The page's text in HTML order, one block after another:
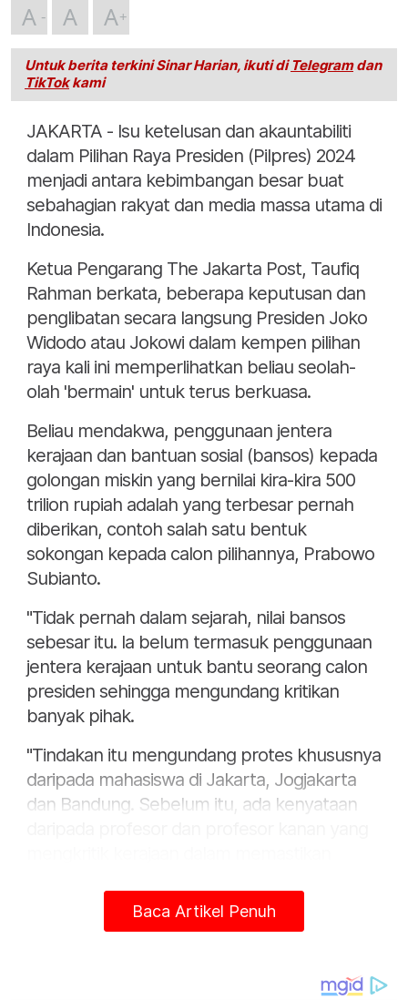
A A A
Untuk berita terkini Sinar Harian, ikuti di Telegramdan
TikTokkami
JAKARTA - Isu ketelusan dan akauntabiliti
dalam Pilihan Raya Presiden (Pilpres) 2024
menjadi antara kebimbangan besar buat
sebahagian rakyat dan media massa utama di
Indonesia.
Ketua Pengarang The Jakarta Post, Taufiq
Rahman berkata, beberapa keputusan dan
penglibatan secara langsung Presiden Joko
Widodo atau Jokowi dalam kempen pilihan
raya kali ini memperlihatkan beliau seolah-
olah 'bermain' untuk terus berkuasa.
Beliau mendakwa, penggunaan jentera
kerajaan dan bantuan sosial (bansos) kepada
golongan miskin yang bernilai kira-kira 500
trilion rupiah adalah yang terbesar pernah
diberikan, contoh salah satu bentuk
sokongan kepada calon pilihannya, Prabowo
Subianto.
"Tidak pernah dalam sejarah, nilai bansos
sebesar itu. Ia belum termasuk penggunaan
jentera kerajaan untuk bantu seorang calon
presiden sehingga mengundang kritikan
banyak pihak.
"Tindakan itu mengundang protes khususnya
daripada mahasiswa di Jakarta, Jogjakarta
dan Bandung. Sebelum itu, ada kenyataan
"Paling nyata apabila Mahkamah Konstitusi
tahun bertanding bagi jawatan Presiden dan
Baca Artikel Penuh